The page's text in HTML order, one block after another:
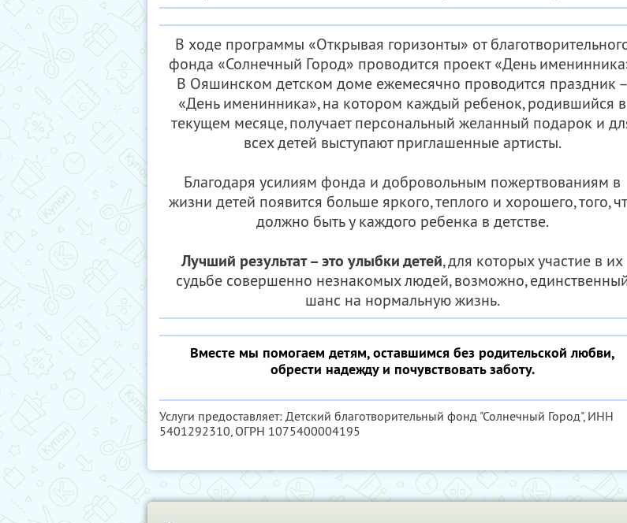
В ходе программы «Открывая горизонты» от
фонда «Солнечный Город» проводится проект «День
В Ояшинском детском доме ежемесячно проводится праздник –
«День именинника», на котором каждый ребенок, родившийся в
текущем месяце, получает персональный желанный подарок и
всех детей выступают приглашенные артисты.
Благодаря усилиям фонда и добровольным пожертвованиям в
жизни детей появится больше яркого, теплого и хорошего, того,
должно быть у каждого ребенка в детстве.
Лучший результат – это улыбки детей, для которых участие в их
судьбе совершенно незнакомых людей, возможно,
шанс на нормальную жизнь.
Вместе мы помогаем детям, оставшимся без родительской любви,
обрести надежду и почувствовать заботу.
Услуги предоставляет: Детский благотворительный фонд "Солнечный Город", ИНН
5401292310, ОГРН 1075400004195